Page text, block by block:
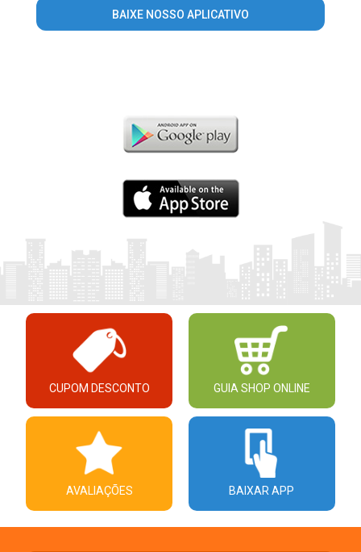
BAIXE NOSSO APLICATIVO
CUPOM DESCONTO GUIA SHOP ONLINE
AVALIAÇÕES BAIXAR APP